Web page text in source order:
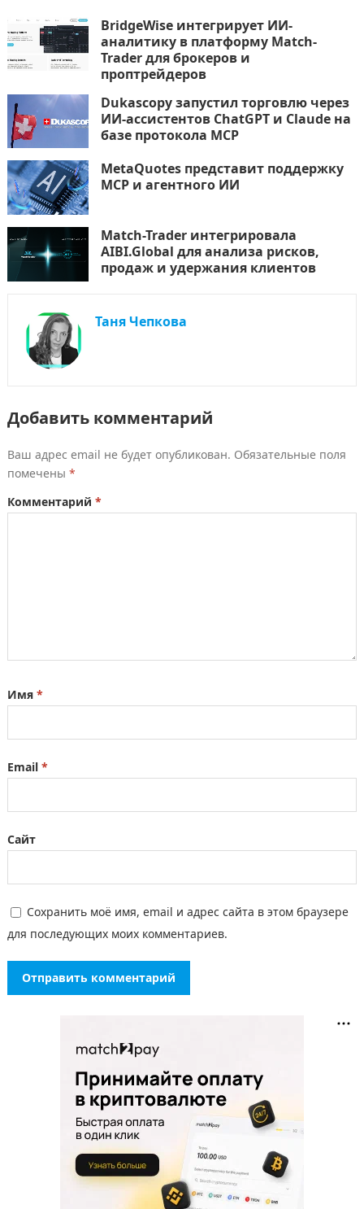
BridgeWise интегрирует ИИ-
аналитику в платформу Match-
Trader для брокеров и
проптрейдеров
Dukascopy запустил торговлю через
ИИ-ассистентов ChatGPT и Claude на
базе протокола MCP
MetaQuotes представит поддержку
MCP и агентного ИИ
Match-Trader интегрировала
AIBI.Global для анализа рисков,
продаж и удержания клиентов
Таня Чепкова
Добавить комментарий
Ваш адрес email не будет опубликован. Обязательные поля
помечены *
Комментарий *
Имя *
Email *
Сайт
Сохранить моё имя, email и адрес сайта в этом браузере
для последующих моих комментариев.